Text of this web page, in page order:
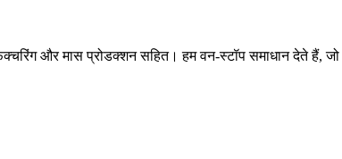
और मास प्रोडक्शन सहित। हम वन-स्टॉप समाधान देते